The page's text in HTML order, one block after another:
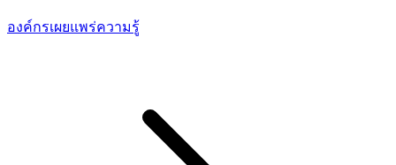
องค์กรเผยแพร่ความรู้